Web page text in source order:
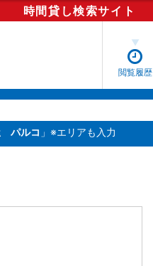
時間貸し検索サイト
閲覧履歴
パルコ 」※エリアも入力